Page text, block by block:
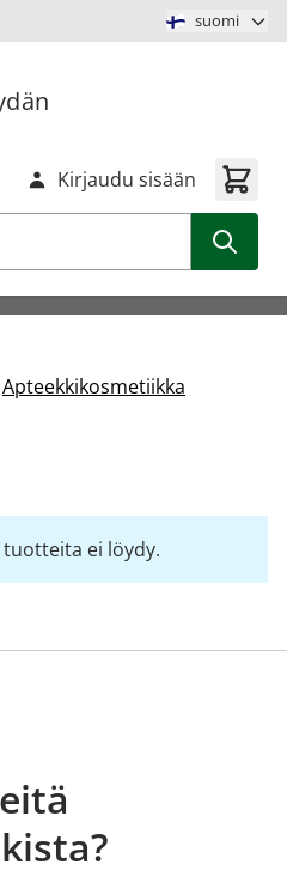
suomi
Kirjaudu sisään
Apteekkikosmetiikka
ei löydy.